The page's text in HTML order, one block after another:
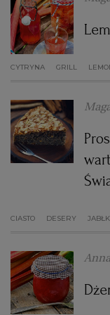
CYTRYNA GRILL
CIASTO DESERY